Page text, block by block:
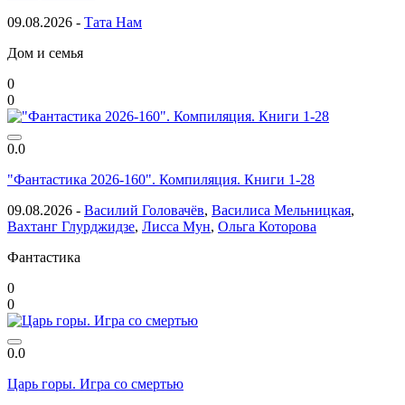
09.08.2026 - Тата Нам
Дом и семья
0
0
0.0
"Фантастика 2026-160". Компиляция. Книги 1-28
09.08.2026 - Василий Головачёв, Василиса Мельницкая,
Вахтанг Глурджидзе, Лисса Мун, Ольга Которова
Фантастика
0
0
0.0
Царь горы. Игра со смертью